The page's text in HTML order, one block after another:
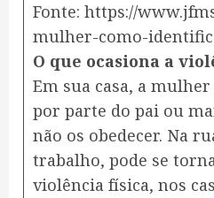
Fonte: https://
mulher-como-
O que ocasiona a
Em sua casa, a
por parte do pai ou
não os obedecer. Na
trabalho, pode se
violência física, nos